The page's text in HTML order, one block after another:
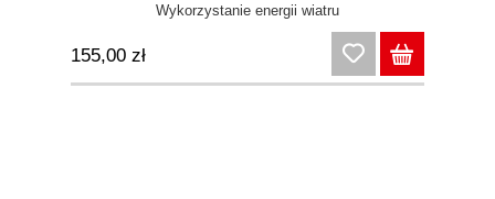
Wykorzystanie energii wiatru
155,00 zł